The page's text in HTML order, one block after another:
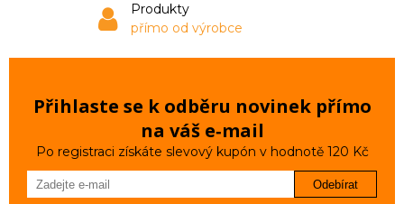
Produkty
přímo od výrobce
Přihlaste se k odběru novinek přímo
na váš e‑mail
Po registraci získáte slevový kupón v hodnotě 120 Kč
Odebírat